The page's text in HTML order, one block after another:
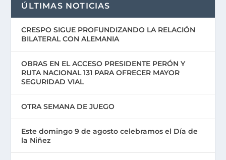
ÚLTIMAS NOTICIAS
CRESPO SIGUE PROFUNDIZANDO LA RELACIÓN
BILATERAL CON ALEMANIA
OBRAS EN EL ACCESO PRESIDENTE PERÓN Y
RUTA NACIONAL 131 PARA OFRECER MAYOR
SEGURIDAD VIAL
OTRA SEMANA DE JUEGO
Este domingo 9 de agosto celebramos el Día de
la Niñez